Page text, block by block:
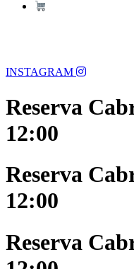
Menu
INSTAGRAM
Reserva
12:00
Reserva
12:00
Reserva